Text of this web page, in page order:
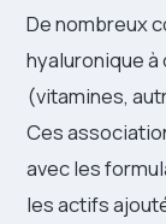
De nombreux
hyaluronique
(vitamines,
Ces
avec les
les actifs